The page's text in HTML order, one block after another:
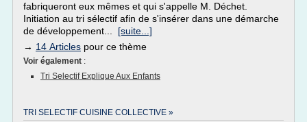
fabriqueront eux mêmes et qui s'appelle M. Déchet.
Initiation au tri sélectif afin de s'insérer dans une démarche
de développement... [suite...]
→ 14 Articles pour ce thème
Voir également :
Tri Selectif Explique Aux Enfants
TRI SELECTIF CUISINE COLLECTIVE »